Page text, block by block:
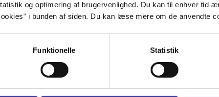
og optimering af brugervenlighed. Du kan til enhver tid
i bunden af siden. Du kan læse mere om de anvendte
Funktionelle Statistik